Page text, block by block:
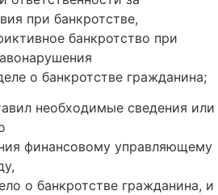
при банкротстве,
банкротство при
о банкротстве гражданина;
необходимые сведения или
финансовому управляющему
о банкротстве гражданина, и